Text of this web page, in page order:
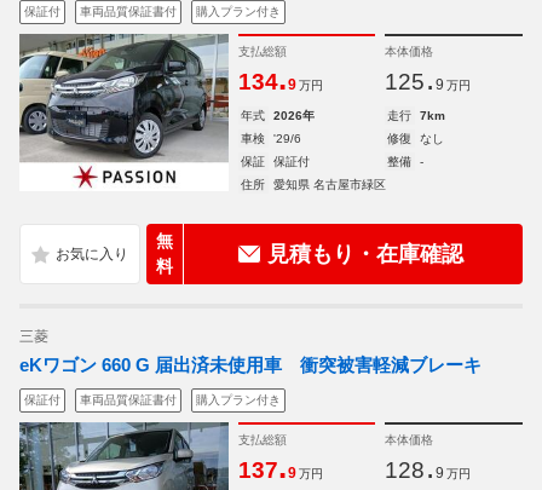
保証付 車両品質保証書付 購入プラン付き
支払総額
134.9 万円
本体価格
125. 9 万円
年式 2026年 走行
7km
車検
'29/6 修復
なし
保証
保証付 整備
-
住所
愛知県 名古屋市緑区
無
料
見積もり・在庫確認
三菱
eKワゴン 660 G 届出済未使用車 衝突被害軽減ブレーキ
保証付 車両品質保証書付 購入プラン付き
支払総額
137.9 万円
本体価格
128. 9 万円